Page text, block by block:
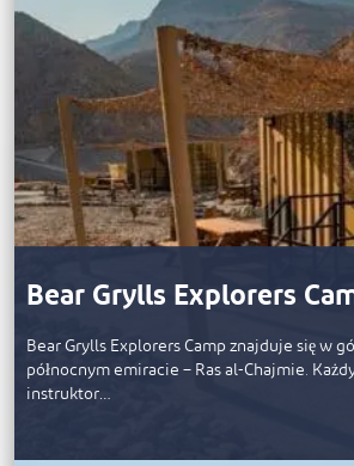
Bear Grylls Explorers
Bear Grylls Explorers Camp znajduje się w
północnym emiracie – Ras al-Chajmie.
instruktor…